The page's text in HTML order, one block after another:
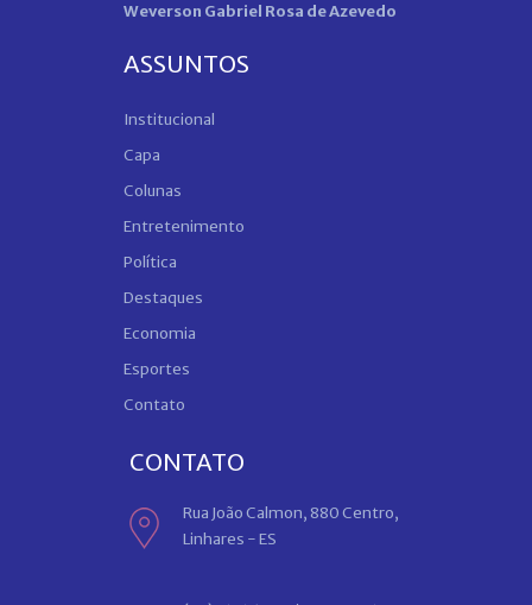
Weverson Gabriel Rosa de Azevedo
ASSUNTOS
Institucional
Capa
Colunas
Entretenimento
Política
Destaques
Economia
Esportes
Contato
CONTATO
Rua João Calmon, 880 Centro,
Linhares - ES